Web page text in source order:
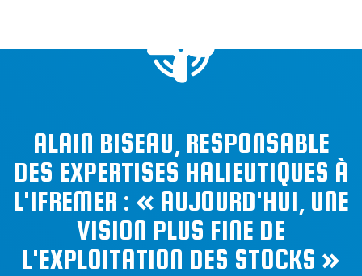
ALAIN BISEAU, RESPONSABLE
DES EXPERTISES HALIEUTIQUES À
L'IFREMER : « AUJOURD'HUI, UNE
VISION PLUS FINE DE
L'EXPLOITATION DES STOCKS »